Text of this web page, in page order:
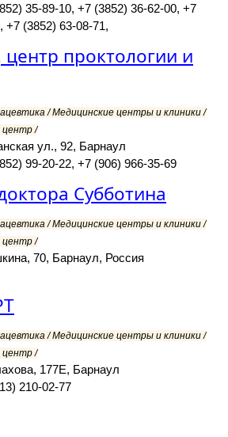
35-89-10, +7 (3852) 36-62-00, +7
+7 (3852) 63-08-71,
проктологии и
/ Медицинские центры и клиники /
центр /
ул., 92, Барнаул
99-20-22, +7 (906) 966-35-69
Субботина
/ Медицинские центры и клиники /
центр /
70, Барнаул, Россия
/ Медицинские центры и клиники /
центр /
177Е, Барнаул
210-02-77